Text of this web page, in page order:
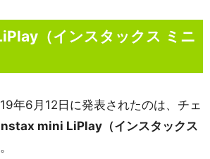
（インスタックス ミニ
年6月12日に発表されたのは、チェ
mini LiPlay（インスタックス